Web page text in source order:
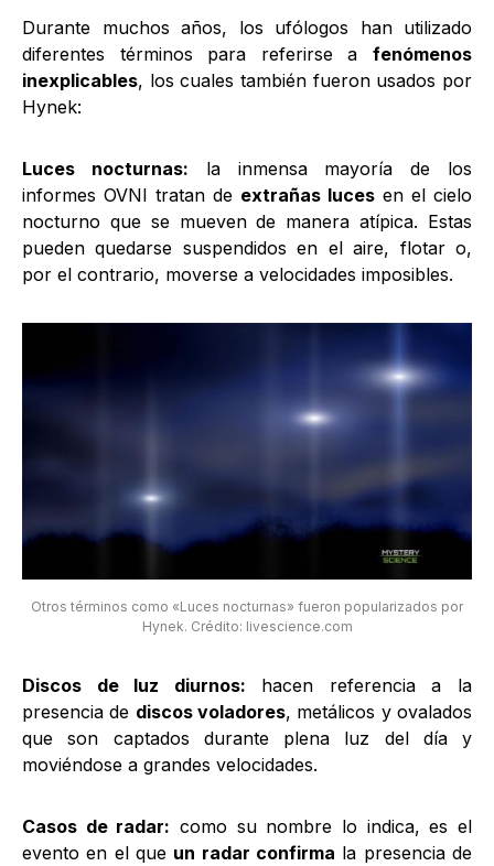
Durante muchos años, los ufólogos han utilizado
diferentes términos para referirse a fenómenos
inexplicables, los cuales también fueron usados por
Hynek:
Luces nocturnas: la inmensa mayoría de los
informes OVNI tratan de extrañas luces en el cielo
nocturno que se mueven de manera atípica. Estas
pueden quedarse suspendidos en el aire, flotar o,
por el contrario, moverse a velocidades imposibles.
Otros términos como «Luces nocturnas» fueron popularizados por
Hynek. Crédito: livescience.com
Discos de luz diurnos: hacen referencia a la
presencia de discos voladores, metálicos y ovalados
que son captados durante plena luz del día y
moviéndose a grandes velocidades.
Casos de radar: como su nombre lo indica, es el
evento en el que un radar confirma la presencia de